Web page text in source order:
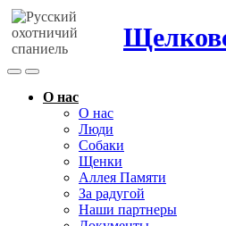
Search
Toggle
Menu
О нас
О нас
Люди
Собаки
Щенки
Аллея Памяти
За радугой
Наши партнеры